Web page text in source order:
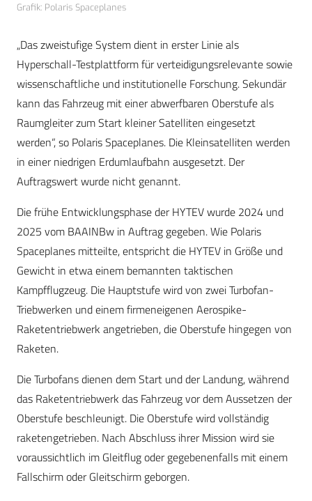
Grafik: Polaris Spaceplanes
„Das zweistufige System dient in erster Linie als
Hyperschall-Testplattform für verteidigungsrelevante sowie
wissenschaftliche und institutionelle Forschung. Sekundär
kann das Fahrzeug mit einer abwerfbaren Oberstufe als
Raumgleiter zum Start kleiner Satelliten eingesetzt
werden“, so Polaris Spaceplanes. Die Kleinsatelliten werden
in einer niedrigen Erdumlaufbahn ausgesetzt. Der
Auftragswert wurde nicht genannt.
Die frühe Entwicklungsphase der HYTEV wurde 2024 und
2025 vom BAAINBw in Auftrag gegeben. Wie Polaris
Spaceplanes mitteilte, entspricht die HYTEV in Größe und
Gewicht in etwa einem bemannten taktischen
Kampfflugzeug. Die Hauptstufe wird von zwei Turbofan-
Triebwerken und einem firmeneigenen Aerospike-
Raketentriebwerk angetrieben, die Oberstufe hingegen von
Raketen.
Die Turbofans dienen dem Start und der Landung, während
das Raketentriebwerk das Fahrzeug vor dem Aussetzen der
Oberstufe beschleunigt. Die Oberstufe wird vollständig
raketengetrieben. Nach Abschluss ihrer Mission wird sie
voraussichtlich im Gleitflug oder gegebenenfalls mit einem
Fallschirm oder Gleitschirm geborgen.